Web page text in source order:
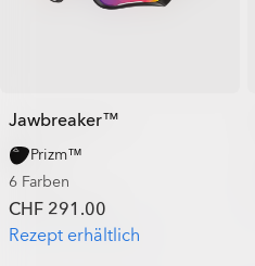
Jawbreaker™
Prizm™
6 Farben
CHF 291.00
Rezept erhältlich